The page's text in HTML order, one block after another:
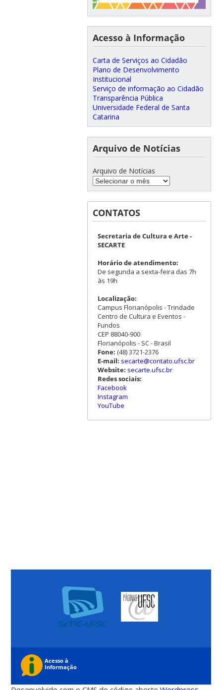
Acesso à Informação
Carta de Serviços ao Cidadão
Plano de Desenvolvimento
Institucional
Serviço de informação ao Cidadão
Transparência Pública
Universidade Federal de Santa
Catarina
Arquivo de Notícias
Arquivo de Notícias
CONTATOS
Secretaria de Cultura e Arte -
SECARTE
Horário de atendimento:
De segunda a sexta-feira das 7h
às 19h
Localização:
Campus Florianópolis - Trindade
Centro de Cultura e Eventos -
Fundos
CEP 88040-900
Florianópolis - SC - Brasil
Fone: (48) 3721-2376
E-mail: secarte@contato.ufsc.br
Website: secarte.ufsc.br
Redes sociais:
Facebook
Instagram
YouTube